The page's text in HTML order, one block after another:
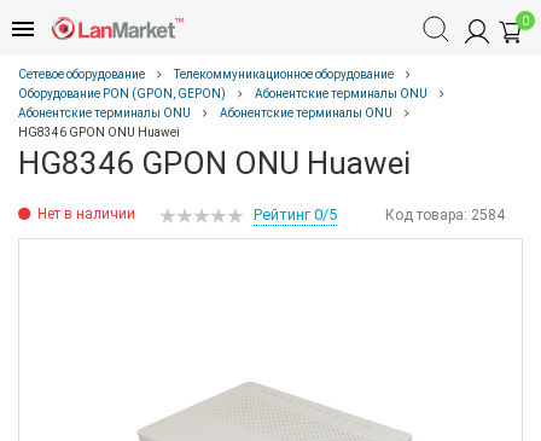
0
Сетевое оборудование
Телекоммуникационное оборудование
Оборудование PON (GPON, GEPON)
Абонентские терминалы ONU
Абонентские терминалы ONU
Абонентские терминалы ONU
HG8346 GPON ONU Huawei
HG8346 GPON ONU Huawei
Нет в наличии Код товара: 2584
Рейтинг 0/5